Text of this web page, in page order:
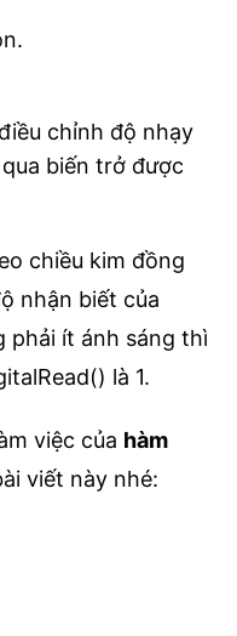
chỉnh độ nhạy
biến trở được
chiều kim đồng
nhận biết của
phải ít ánh sáng thì
là 1.
việc của hàm
viết này nhé: